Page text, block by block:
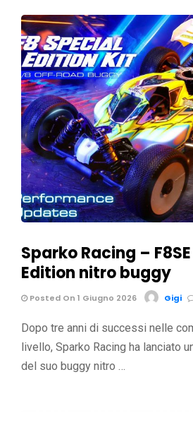
Sparko Racing –
Edition nitro buggy
Posted On 1 Giugno 2026 Gigi
Dopo tre anni di successi nelle
livello, Sparko Racing ha lanciato
del suo buggy nitro …